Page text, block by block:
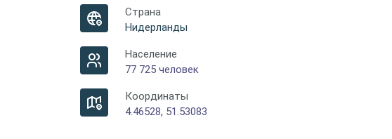
Страна
Нидерланды
Население
77 725 человек
Координаты
4.46528, 51.53083